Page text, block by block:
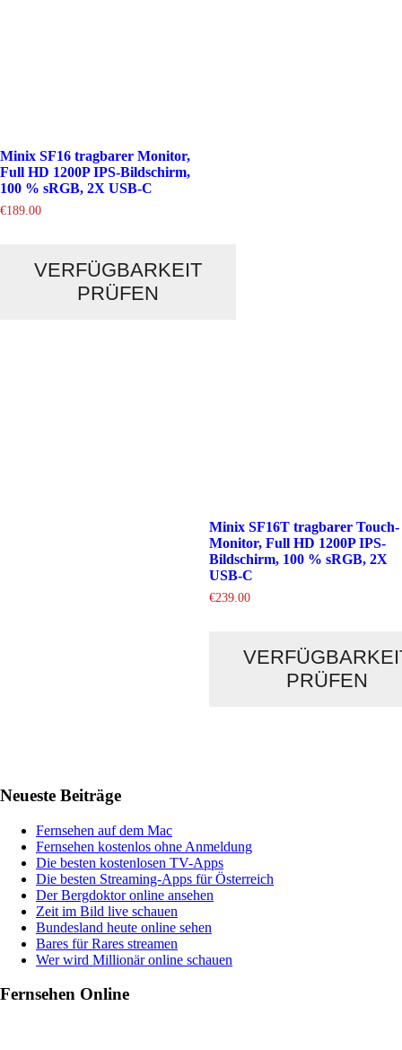
Minix SF16 tragbarer Monitor,
Full HD 1200P IPS-Bildschirm,
100 % sRGB, 2X USB-C
€189.00
VERFÜGBARKEIT
PRÜFEN
Minix SF16T tragbarer Touch-
Monitor, Full HD 1200P IPS-
Bildschirm, 100 % sRGB, 2X
USB-C
€239.00
PRÜFEN
Sidebar
Neueste Beiträge
Fernsehen auf dem Mac
Fernsehen kostenlos ohne Anmeldung
Die besten kostenlosen TV-Apps
Die besten Streaming-Apps für Österreich
Der Bergdoktor online ansehen
Zeit im Bild live schauen
Bundesland heute online sehen
Bares für Rares streamen
Wer wird Millionär online schauen
Fernsehen Online